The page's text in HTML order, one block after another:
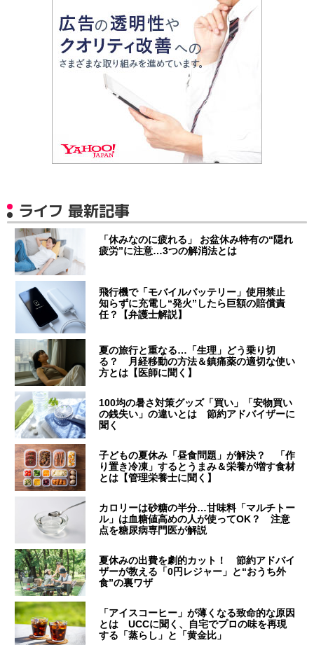
ライフ 最新記事
「休みなのに疲れる」 お盆休み特有の“隠れ
疲労”に注意…3つの解消法とは
飛行機で「モバイルバッテリー」使用禁止
知らずに充電し“発火”したら巨額の賠償責
任？【弁護士解説】
夏の旅行と重なる…「生理」どう乗り切
る？ 月経移動の方法＆鎮痛薬の適切な使い
方とは【医師に聞く】
100均の暑さ対策グッズ「買い」「安物買い
の銭失い」の違いとは 節約アドバイザーに
聞く
子どもの夏休み「昼食問題」が解決？ 「作
り置き冷凍」するとうまみ＆栄養が増す食材
とは【管理栄養士に聞く】
カロリーは砂糖の半分…甘味料「マルチトー
ル」は血糖値高めの人が使ってOK？ 注意
点を糖尿病専門医が解説
夏休みの出費を劇的カット！ 節約アドバイ
ザーが教える「0円レジャー」と“おうち外
食”の裏ワザ
「アイスコーヒー」が薄くなる致命的な原因
とは UCCに聞く、自宅でプロの味を再現
する「蒸らし」と「黄金比」